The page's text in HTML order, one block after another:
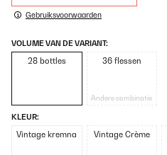
Gebruiksvoorwaarden
VOLUME VAN DE VARIANT:
28 bottles 36 flessen
Andere combinatie
KLEUR:
Vintage kremna Vintage Crème